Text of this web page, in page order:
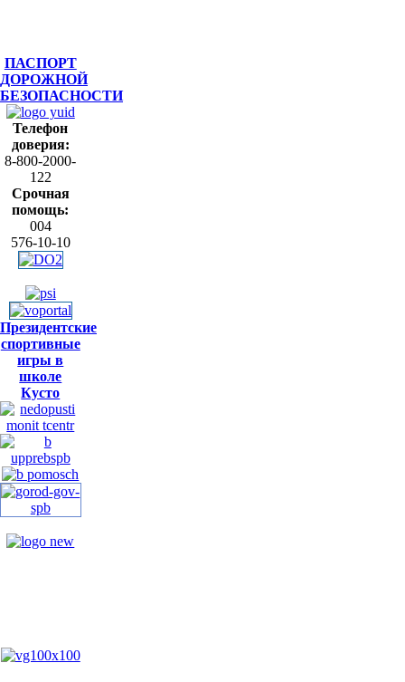
ПАСПОРТ
ДОРОЖНОЙ
БЕЗОПАСНОСТИ
Телефон
доверия:
8-800-2000-
122
Срочная
помощь:
004
576-10-10
Президентские
спортивные
игры в
школе
Кусто